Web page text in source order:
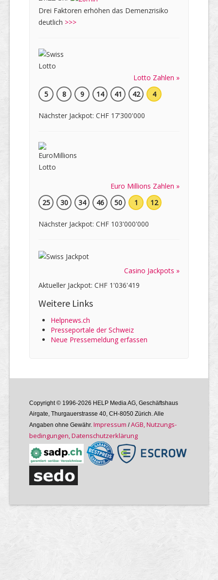
Drei Faktoren erhöhen das Demenzrisiko
deutlich >>>
Lotto Zahlen »
5
8 9 14 41 42 4
Nächster Jackpot: CHF 17'300'000
Euro Millions Zahlen »
25
30 34 46 50 1 12
Nächster Jackpot: CHF 103'000'000
Casino Jackpots »
Aktueller Jackpot: CHF 1'036'419
Weitere Links
Helpnews.ch
Presseportale der Schweiz
Neue Pressemeldung erfassen
Copyright © 1996-2026 HELP Media AG, Geschäftshaus
Airgate, Thurgauer­strasse 40, CH-8050 Zürich. Alle
Angaben ohne Gewähr. Im­pres­sum /AGB, Nutzungs­
bedin­gungen, Daten­schutz­er­klärung